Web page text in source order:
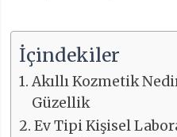
İçindekiler
Akıllı Kozmetik
Güzellik
Ev Tipi Kişisel